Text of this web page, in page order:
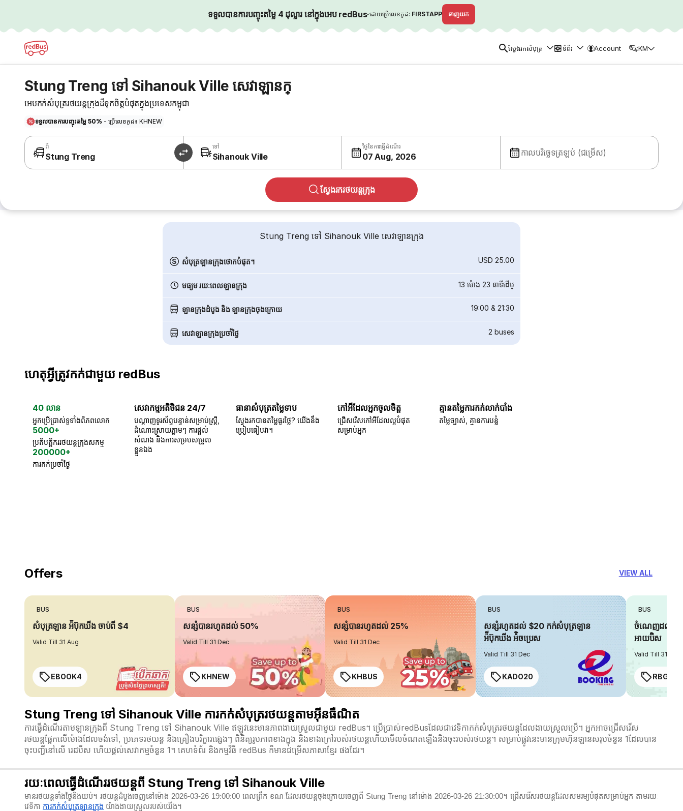
ទទួលបានការបញ្ចុះតម្លៃ 4 ដុល្លារ នៅក្នុងអេប redBus·ដោយប្រើលេខកូដ: FIRSTAPP ទាញយក
ស្វែងរកសំបុត្រ ទំព័រ Account KM
Stung Treng ទៅ Sihanouk Ville សេវាឡានក្
អេបកក់សំបុត្ររថយន្តក្រុងដ៏ទុកចិត្តបំផុតក្នុងប្រទេសកម្ពុជា
ទទួលបានការបញ្ចុះតម្លៃ 50% - ប្រើលេខកូដ៖ KHNEW
ពី
Stung Treng
ទៅ
Sihanouk Ville
ថ្ងៃនៃការធ្វើដំណើរ
07 Aug, 2026 កាលបរិច្ឆេទត្រឡប់ (ជម្រើស)
ស្វែងរករថយន្តក្រុង
Stung Treng ទៅ Sihanouk Ville សេវាឡានក្រុង
សំបុត្រឡានក្រុងថោកបំផុត។ USD 25.00
មធ្យម រយៈពេលឡានក្រុង 13 ម៉ោង 23 នាទី​ដើម្
ឡានក្រុងដំបូង និង ឡានក្រុងចុងក្រោយ 19:00 & 21:30
សេវាឡានក្រុងប្រចាំថ្ងៃ 2 buses
ហេតុអ្វីត្រូវកក់ជាមួយ redBus
40 លាន
អ្នកប្រើប្រាស់ទូទាំងពិភពលោក
5000+
ប្រតិបត្តិកររថយន្តក្រុងសកម្ម
200000+
ការកក់ប្រចាំថ្ងៃ
សេវាកម្មអតិថិជន 24/7
បណ្តាញទូរស័ព្ទបន្ទាន់សម្រាប់ស្ត្រី,
ដំណោះស្រាយភ្លាមៗ ការផ្តល់
សំណង និងការសម្របសម្រួល
ខ្លួនឯង
ធានាសំបុត្រតម្លៃទាប
ស្វែងរកបានតម្លៃធូរថ្លៃ? យើងនឹង
ប្រៀបធៀបវា។
កៅអីដែលអ្នកចូលចិត្ត
ជ្រើសរើសកៅអីដែលល្អបំផុត
សម្រាប់អ្នក
គ្មានតម្លៃការកក់លាក់បាំង
តម្លៃច្បាស់, គ្មានការបន្លំ
Offers VIEW ALL
BUS
សំបុត្រឡាន អ៉ីប៊ុកឃីង ចាប់ពី $4
Valid Till 31 Aug
EBOOK4
BUS
សន្សំបានរហូតដល់ 50%
Valid Till 31 Dec
KHNEW
BUS
សន្សំបានរហូតដល់ 25%
Valid Till 31 Dec
KHBUS
BUS
សន្សំរហូតដល់ $20 កក់សំបុត្រឡាន
អ៉ីប៊ុកឃីង អ៉ិចប្រេស
Valid Till 31 Dec
KADO20
BUS
ចំណេញដល់ $6
អាយប៊ិស
Valid Till 31 Dec
Stung Treng ទៅ Sihanouk Ville ការកក់សំបុត្ររថយន្តតាមអ៊ីនធឺណិត
ការធ្វើដំណើរតាមឡានក្រុងពី Stung Treng ទៅ Sihanouk Ville ឥឡូវនេះមានភាពងាយស្រួលជាមួយ redBus។ ប្រើប្រាស់redBusដែលជាវេទិកាកក់សំបុត្ររថយន្តដែលងាយស្រួលប្រើ។ អ្នកអាចជ្រើសរើស
រថយន្តផ្អែកលើម៉ោងដែលចង់ទៅ, ប្រភេទរថយន្ត និងគ្រឿងបរិក្ខារផ្សេងៗ ពិនិត្យរូបភាពខាងក្នុង និងខាងក្រៅរបស់រថយន្តហើយមើលចំណតឡើងនិងចុះរបស់រថយន្ត។ សម្រាប់ផ្លូវនេះមានក្រុមហ៊ុនឡានសរុបចំនួន 1ដែលបាន
ចុះបញ្ជីនៅលើ រេដបឹស ហើយផ្តល់សេវាកម្មចំនួន 1។ គេហទំព័រ និងកម្មវិធី redBus ក៏មានជម្រើសភាសាខ្មែរ ផងដែរ។
រយៈពេលធ្វើដំណើររថយន្តពី Stung Treng ទៅ Sihanouk Ville
មានរថយន្តទាំងថ្ងៃនិងយប់។ រថយន្តដំបូងចេញនៅម៉ោង 2026-03-26 19:00:00 ពេលព្រឹក ខណៈដែលរថយន្តចុងក្រោយចេញពី Stung Treng នៅម៉ោង 2026-03-26 21:30:00។ ជ្រើសរើសរថយន្តដែលសមរម្យបំផុតសម្រាប់អ្នក តាមរយៈ
វេទិកា ការកក់សំបុត្រឡានក្រុង យ៉ាងងាយស្រួលរបស់យើង។